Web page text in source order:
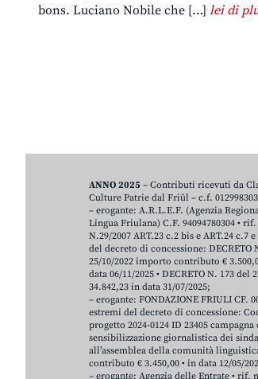
bons. Luciano Nobile che […] lei di
ANNO 2025 – Contributi ricevuti da
Culture Patrie dal Friûl – c.f.
– erogante: A.R.L.E.F. (Agenzia
Lingua Friulana) C.F. 94094780304 •
N.29/2007 ART.23 c.2 bis e ART.24 c.7 e
del decreto di concessione: DECRETO
25/10/2022 importo contributo €
data 06/11/2025 • DECRETO N. 173 del
34.842,23 in data 31/07/2025;
– erogante: FONDAZIONE FRIULI CF.
estremi del decreto di concessione:
progetto 2024-0124 ID 23405 campagna
sensibilizzazione giornalistica dei
all’assemblea della comunità
contributo € 3.450,00 • in data 12/05/
– erogante: Agenzia delle Entrate • rif.